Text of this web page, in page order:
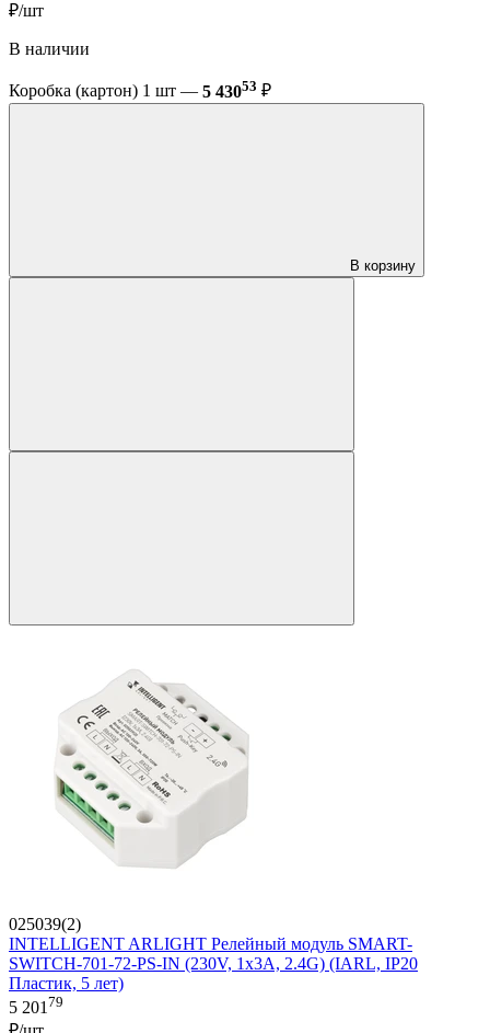
₽/шт
В наличии
Коробка (картон) 1 шт — 5 43053 ₽
В корзину
025039(2)
INTELLIGENT ARLIGHT Релейный модуль SMART-
SWITCH-701-72-PS-IN (230V, 1x3A, 2.4G) (IARL, IP20
Пластик, 5 лет)
5 201 79